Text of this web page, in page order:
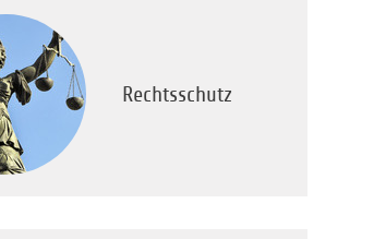
Rechtsschutz